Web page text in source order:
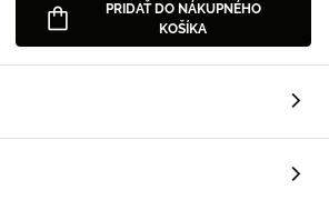
PRIDAŤ DO NÁKUPNÉHO
KOŠÍKA